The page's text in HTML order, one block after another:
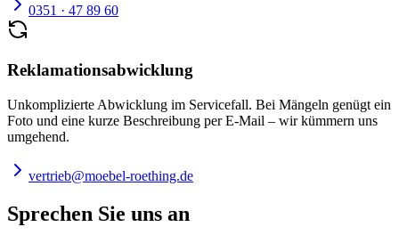
0351 · 47 89 60
Reklamationsabwicklung
Unkomplizierte Abwicklung im Servicefall. Bei Mängeln genügt ein
Foto und eine kurze Beschreibung per E-Mail – wir kümmern uns
umgehend.
vertrieb@moebel-roething.de
Sprechen Sie uns an